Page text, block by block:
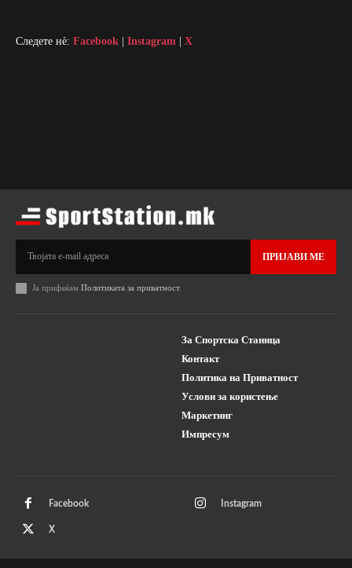
Следете нè: Facebook Instagram X
ПРИЈАВИ МЕ
Ја прифаќам Политиката за приватност.
За Спортска Станица
Контакт
Политика на Приватност
Услови за користење
Маркетинг
Импресум
Facebook Instagram
X